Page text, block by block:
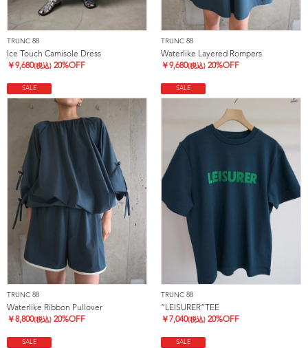
TRUNC 88
Ice Touch Camisole Dress
￥9,680(税込) 20%OFF
TRUNC 88
Waterlike Layered Rompers
￥9,680(税込) 20%OFF
SALE
TRUNC 88
Waterlike Ribbon Pullover
￥8,800(税込) 20%OFF
SALE
TRUNC 88
”LEISURER”TEE
￥ 7,040(税込) 20%OFF
SALE SALE